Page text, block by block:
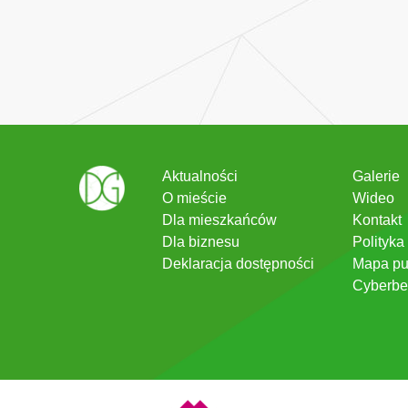
Aktualności
O mieście
Dla mieszkańców
Dla biznesu
Deklaracja dostępności
Galerie
Wideo
Kontakt
Mapa